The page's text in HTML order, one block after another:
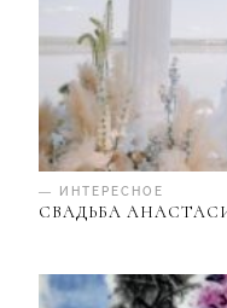
— ИНТЕРЕСНОЕ
СВАДЬБА